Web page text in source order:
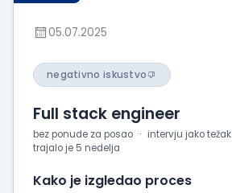
05.07.2025
negativno iskustvo
Full stack engineer
bez ponude za posao intervju jako težak
trajalo je 5 nedelja
Kako je izgledao proces